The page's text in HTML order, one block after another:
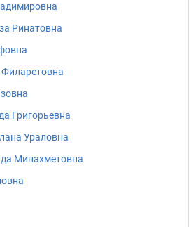
Ринатовна
Григорьевна
Ураловна
Минахметовна